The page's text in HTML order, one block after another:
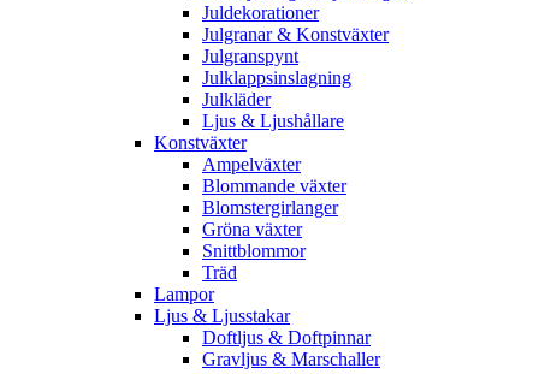
Juldekorationer
Julgranar & Konstväxter
Julgranspynt
Julklappsinslagning
Julkläder
Ljus & Ljushållare
Konstväxter
Ampelväxter
Blommande växter
Blomstergirlanger
Gröna växter
Snittblommor
Träd
Lampor
Ljus & Ljusstakar
Doftljus & Doftpinnar
Gravljus & Marschaller